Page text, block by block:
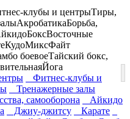
клубы и центрыТиры,
АкробатикаБорьба,
БоксВосточные
КудоМиксФайт
боевоеТайский бокс,
Йога
Фитнес-клубы и
Тренажерные залы
самооборона
Айкидо
Джиу-джитсу
Карате